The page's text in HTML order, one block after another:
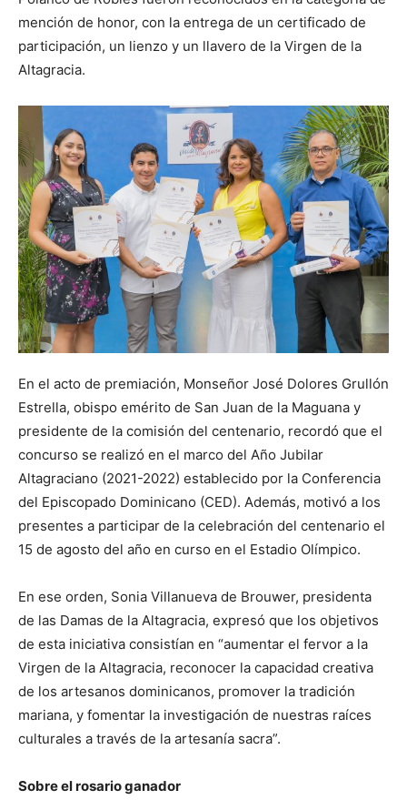
mención de honor, con la entrega de un certificado de
participación, un lienzo y un llavero de la Virgen de la
Altagracia.
En el acto de premiación, Monseñor José Dolores Grullón
Estrella, obispo emérito de San Juan de la Maguana y
presidente de la comisión del centenario, recordó que el
concurso se realizó en el marco del Año Jubilar
Altagraciano (2021-2022) establecido por la Conferencia
del Episcopado Dominicano (CED). Además, motivó a los
presentes a participar de la celebración del centenario el
15 de agosto del año en curso en el Estadio Olímpico.
En ese orden, Sonia Villanueva de Brouwer, presidenta
de las Damas de la Altagracia, expresó que los objetivos
de esta iniciativa consistían en “aumentar el fervor a la
Virgen de la Altagracia, reconocer la capacidad creativa
de los artesanos dominicanos, promover la tradición
mariana, y fomentar la investigación de nuestras raíces
culturales a través de la artesanía sacra”.
Sobre el rosario ganador